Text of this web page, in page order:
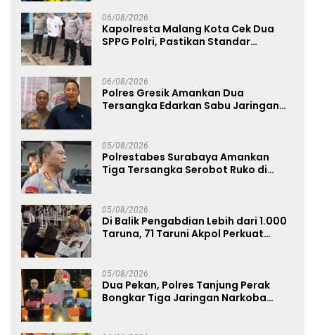
06/08/2026
Kapolresta Malang Kota Cek Dua
SPPG Polri, Pastikan Standar
06/08/2026
Polres Gresik Amankan Dua
Tersangka Edarkan Sabu Jaringan
05/08/2026
Polrestabes Surabaya Amankan
Tiga Tersangka Serobot Ruko di
05/08/2026
Di Balik Pengabdian Lebih dari 1.000
Taruna, 71 Taruni Akpol Perkuat
05/08/2026
Dua Pekan, Polres Tanjung Perak
Bongkar Tiga Jaringan Narkoba